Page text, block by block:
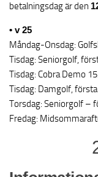
betalningsdag är den
• v 25
Måndag-Onsdag:
Tisdag: Seniorgolf,
Tisdag: Cobra Demo
Tisdag: Damgolf,
Torsdag: Seniorgolf –
Fredag: